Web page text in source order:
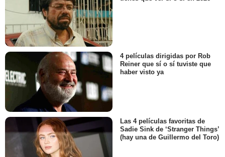
4 películas dirigidas por Rob
Reiner que sí o sí tuviste que
haber visto ya
Las 4 películas favoritas de
Sadie Sink de ‘Stranger Things’
(hay una de Guillermo del Toro)